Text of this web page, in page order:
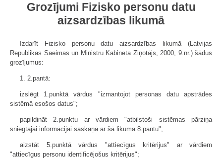
Grozījumi Fizisko personu datu
aizsardzības likumā
Izdarīt Fizisko personu datu aizsardzības likumā (Latvijas
Republikas Saeimas un Ministru Kabineta Ziņotājs, 2000, 9.nr.) šādus
grozījumus:
1. 2.pantā:
izslēgt 1.punktā vārdus "izmantojot personas datu apstrādes
sistēmā esošos datus";
papildināt 2.punktu ar vārdiem "atbilstoši sistēmas pārziņa
sniegtajai informācijai saskaņā ar šā likuma 8.pantu";
aizstāt 5.punktā vārdus "attiecīgus kritērijus" ar vārdiem
"attiecīgus personu identificējošus kritērijus";